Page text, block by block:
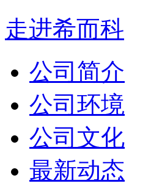
走进希而科
公司简介
公司环境
公司文化
最新动态